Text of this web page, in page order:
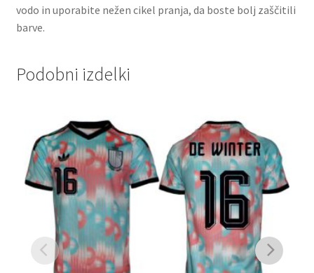
vodo in uporabite nežen cikel pranja, da boste bolj zaščitili
barve.
Podobni izdelki